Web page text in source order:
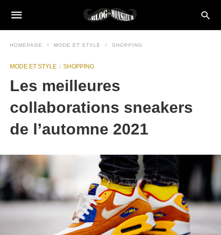
HOMEPAGE MODE ET STYLE SHOPPING
MODE ET STYLE SHOPPING
Les meilleures
collaborations sneakers
de l’automne 2021